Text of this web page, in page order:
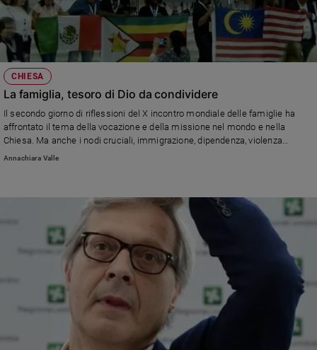
e
valori
Ambiente
e
Creato
Volontariato
Aziende
di
valore
spettacoli
CHIESA
La famiglia, tesoro di Dio da condividere
Il secondo giorno di riflessioni del X incontro mondiale delle famiglie ha
affrontato il tema della vocazione e della missione nel mondo e nella
Chiesa. Ma anche i nodi cruciali, immigrazione, dipendenza, violenza
domestica, da superare per dare il suo contributo nel mondo ecclesiale e
Annachiara Valle